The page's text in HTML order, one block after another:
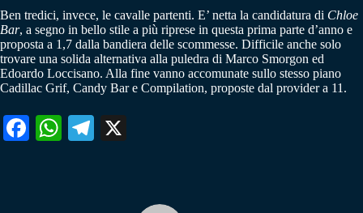
Ben tredici, invece, le cavalle partenti. E’ netta la candidatura di Chloe
Bar, a segno in bello stile a più riprese in questa prima parte d’anno e
proposta a 1,7 dalla bandiera delle scommesse. Difficile anche solo
trovare una solida alternativa alla puledra di Marco Smorgon ed
Edoardo Loccisano. Alla fine vanno accomunate sullo stesso piano
Cadillac Grif, Candy Bar e Compilation, proposte dal provider a 11.
Fa W
Te